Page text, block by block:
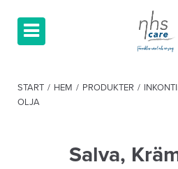
START / HEM / PRODUKTER /
OLJA
Salva,